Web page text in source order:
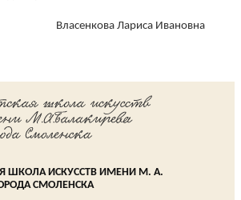
Власенкова Лариса Ивановна
ШКОЛА ИСКУССТВ ИМЕНИ М. А.
СМОЛЕНСКА